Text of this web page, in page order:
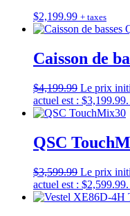
$2,199.99 + taxes
Caisson de
$4,199.99 Le prix
actuel est : $3,199.99.
QSC
$3,599.99 Le prix
actuel est : $2,599.99.